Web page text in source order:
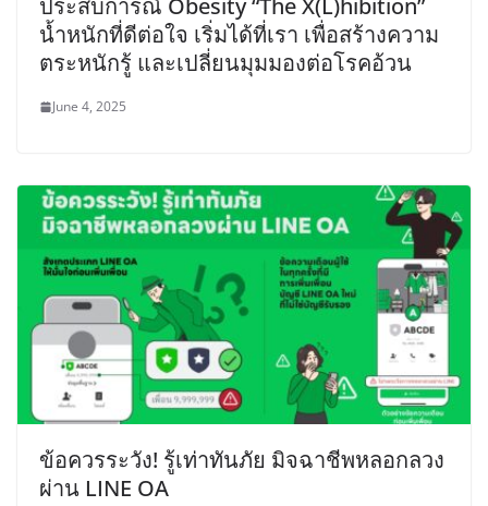
ประสบการณ์ Obesity “The X(L)hibition”
น้ำหนักที่ดีต่อใจ เริ่มได้ที่เรา เพื่อสร้างความ
ตระหนักรู้ และเปลี่ยนมุมมองต่อโรคอ้วน
June 4, 2025
ข้อควรระวัง! รู้เท่าทันภัย มิจฉาชีพหลอกลวง
ผ่าน LINE OA